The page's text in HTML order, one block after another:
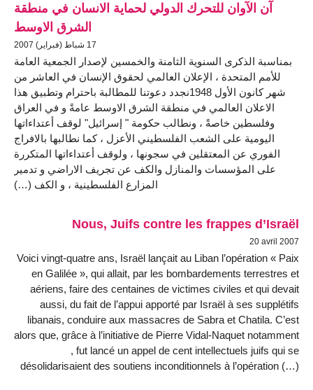
آن الآوان للتحرك الدولي لحماية الانسان في منطقة
الشرق الاوسط
17 شباط (فبراير) 2007
بمناسبة الذكرى السنوية الثامنة والخمسين لإصدار الجمعية العامة
للأمم المتحدة ، الإعلان العالمي لحقوق الإنسان في العاشر من
شهر كانون الأول 1948نجدد دعوتنا للمطالبة باحترام وتطبيق هذا
الاعلان العالمي في منطقة الشرق الاوسط عامةً و في العراق
وفلسطين خاصةً ، ونطالب حكومة " إسرائيل" لوقف أعتداءاتها
اليومية على الشعب الفلسطيني الأعزل ، كما نطالبها بالافراج
الفوري عن المعتقلين في سجونها ، ولوقف أعتداءاتها المتكررة
على المؤسسات والمنازل والكف عن تجريف الاراضي و تدمير
المزارع الفلسطينية ، و الكف (…)
Nous, Juifs contre les frappes d’Israël
20 avril 2007
Voici vingt-quatre ans, Israël lançait au Liban l’opération « Paix
en Galilée », qui allait, par les bombardements terrestres et
aériens, faire des centaines de victimes civiles et qui devait
aussi, du fait de l’appui apporté par Israël à ses supplétifs
libanais, conduire aux massacres de Sabra et Chatila. C’est
alors que, grâce à l’initiative de Pierre Vidal-Naquet notamment
, fut lancé un appel de cent intellectuels juifs qui se
désolidarisaient des soutiens inconditionnels à l’opération (…)